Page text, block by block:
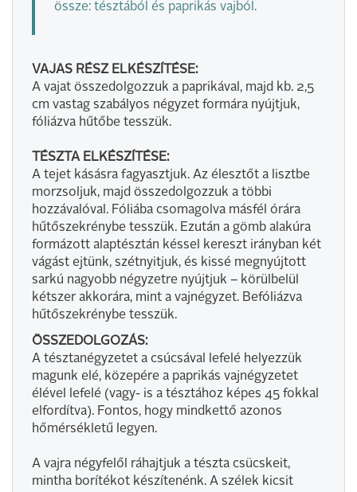
össze: tésztából és paprikás vajból.
VAJAS RÉSZ ELKÉSZÍTÉSE:
A vajat összedolgozzuk a paprikával, majd kb. 2,5
cm vastag szabályos négyzet formára nyújtjuk,
fóliázva hűtőbe tesszük.
TÉSZTA ELKÉSZÍTÉSE:
A tejet kásásra fagyasztjuk. Az élesztőt a lisztbe
morzsoljuk, majd összedolgozzuk a többi
hozzávalóval. Fóliába csomagolva másfél órára
hűtőszekrénybe tesszük. Ezután a gömb alakúra
formázott alaptésztán késsel kereszt irányban két
vágást ejtünk, szétnyitjuk, és kissé megnyújtott
sarkú nagyobb négyzetre nyújtjuk – körülbelül
kétszer akkorára, mint a vajnégyzet. Befóliázva
hűtőszekrénybe tesszük.
ÖSSZEDOLGOZÁS:
A tésztanégyzetet a csúcsával lefelé helyezzük
magunk elé, közepére a paprikás vajnégyzetet
élével lefelé (vagy- is a tésztához képes 45 fokkal
elfordítva). Fontos, hogy mindkettő azonos
hőmérsékletű legyen.
A vajra négyfelől ráhajtjuk a tészta csücskeit,
mintha borítékot készítenénk. A szélek kicsit